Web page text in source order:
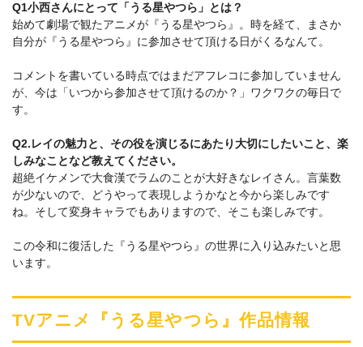
Q1小西さんにとって「うる星やつら」とは？
始めて劇場で観たアニメが『うる星やつら』。時を経て、まさか
自分が『うる星やつら』に参加させて頂ける日がくるなんて。
コメントを書いている時点ではまだアフレコに参加していません
が、今は「いつから参加させて頂けるのか？」ワクワクの毎日で
す。
Q2.レイの魅力と、その役を演じるにあたり大切にしたいこと、楽
しみなことなど教えてください。
超絶イケメンで大食漢でラムのことが大好きなレイさん。言葉数
が少ないので、どうやって表現しようかなと今から楽しみです
ね。そして変身キャラでもありますので、そこも楽しみです。
この令和に復活した『うる星やつら』の世界に入り込みたいと思
います。
TVアニメ『うる星やつら』作品情報